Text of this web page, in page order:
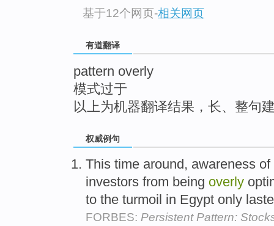
基于12个网页-相关网页
有道翻译
pattern overly
模式过于
以上为机器翻译结果，长、整句
权威例句
This time around, awareness
investors from being overly
to the turmoil in Egypt only
FORBES: Persistent Pattern: